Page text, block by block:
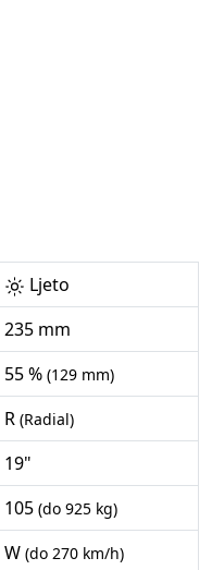
Ljeto
235 mm
55 % (129 mm)
R (Radial)
19"
105 (do 925 kg)
W (do 270 km/h)